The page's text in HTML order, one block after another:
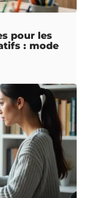
pour les
: mode